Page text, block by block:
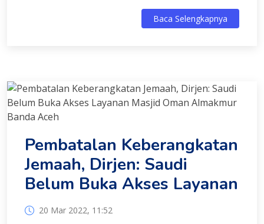
Baca Selengkapnya
Pembatalan Keberangkatan
Jemaah, Dirjen: Saudi
Belum Buka Akses Layanan
20 Mar 2022, 11:52